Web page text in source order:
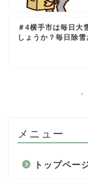
＃4横手市は毎日大
しょうか？毎日除雪
メニュー
トップペー